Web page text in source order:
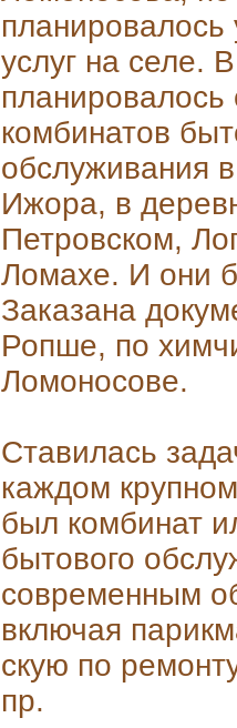
услуг на селе.
планировалось
комбинатов
обслуживания
Ижора, в
Петровском,
Ломахе. И они
Заказана
Ропше, по
Ломоносове.
Ставилась
каждом
был комбинат
бытового
современным
включая
скую по
пр.